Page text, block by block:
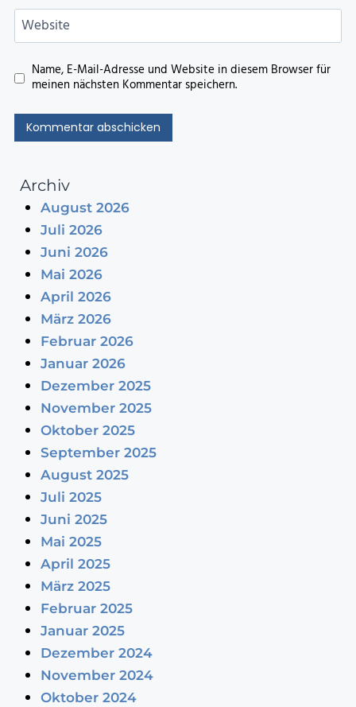
Website
Name, E-Mail-Adresse und Website in diesem Browser für
meinen nächsten Kommentar speichern.
Archiv
August 2026
Juli 2026
Juni 2026
Mai 2026
April 2026
März 2026
Februar 2026
Januar 2026
Dezember 2025
November 2025
Oktober 2025
September 2025
August 2025
Juli 2025
Juni 2025
Mai 2025
April 2025
März 2025
Februar 2025
Januar 2025
Dezember 2024
November 2024
Oktober 2024